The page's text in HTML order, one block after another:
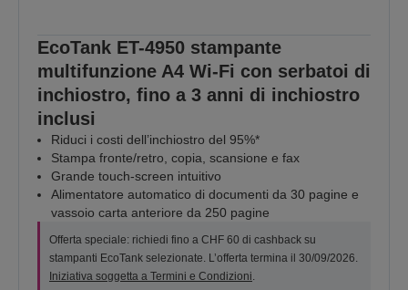
EcoTank ET-4950 stampante
multifunzione A4 Wi-Fi con serbatoi di
inchiostro, fino a 3 anni di inchiostro
inclusi
Riduci i costi dell’inchiostro del 95%*
Stampa fronte/retro, copia, scansione e fax
Grande touch-screen intuitivo
Alimentatore automatico di documenti da 30 pagine e
vassoio carta anteriore da 250 pagine
Offerta speciale: richiedi fino a CHF 60 di cashback su
stampanti EcoTank selezionate. L’offerta termina il 30/09/2026.
Iniziativa soggetta a Termini e Condizioni.